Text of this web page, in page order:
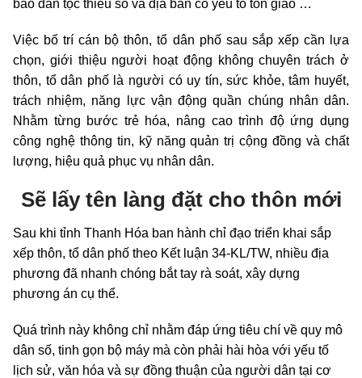
bào dân tộc thiểu số và địa bàn có yếu tố tôn giáo …
Việc bố trí cán bộ thôn, tổ dân phố sau sắp xếp cần lựa
chọn, giới thiệu người hoạt động không chuyên trách ở
thôn, tổ dân phố là người có uy tín, sức khỏe, tâm huyết,
trách nhiệm, năng lực vận động quần chúng nhân dân.
Nhằm từng bước trẻ hóa, nâng cao trình độ ứng dụng
công nghệ thông tin, kỹ năng quản trị cộng đồng và chất
lượng, hiệu quả phục vụ nhân dân.
Sẽ lấy tên làng đặt cho thôn mới
Sau khi tỉnh Thanh Hóa ban hành chỉ đạo triển khai sắp
xếp thôn, tổ dân phố theo Kết luận 34-KL/TW, nhiều địa
phương đã nhanh chóng bắt tay rà soát, xây dựng
phương án cụ thể.
Quá trình này không chỉ nhằm đáp ứng tiêu chí về quy mô
dân số, tinh gọn bộ máy mà còn phải hài hòa với yếu tố
lịch sử, văn hóa và sự đồng thuận của người dân tại cơ